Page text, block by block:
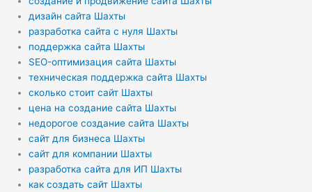
дизайн сайта Шахты
разработка сайта с нуля Шахты
поддержка сайта Шахты
SEO-оптимизация сайта Шахты
техническая поддержка сайта Шахты
сколько стоит сайт Шахты
цена на создание сайта Шахты
недорогое создание сайта Шахты
сайт для бизнеса Шахты
сайт для компании Шахты
разработка сайта для ИП Шахты
как создать сайт Шахты